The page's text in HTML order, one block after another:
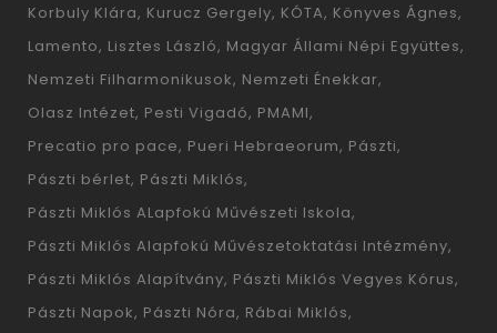
Korbuly Klára Kurucz Gergely KÓTA Könyves Ágnes
Lamento Lisztes László Magyar Állami Népi Együttes
Nemzeti Filharmonikusok Nemzeti Énekkar
Olasz Intézet Pesti Vigadó PMAMI
Precatio pro pace Pueri Hebraeorum Pászti
Pászti bérlet Pászti Miklós
Pászti Miklós ALapfokú Művészeti Iskola
Pászti Miklós Alapfokú Művészetoktatási Intézmény
Pászti Miklós Alapítvány Pászti Miklós Vegyes Kórus
Pászti Napok Pászti Nóra Rábai Miklós